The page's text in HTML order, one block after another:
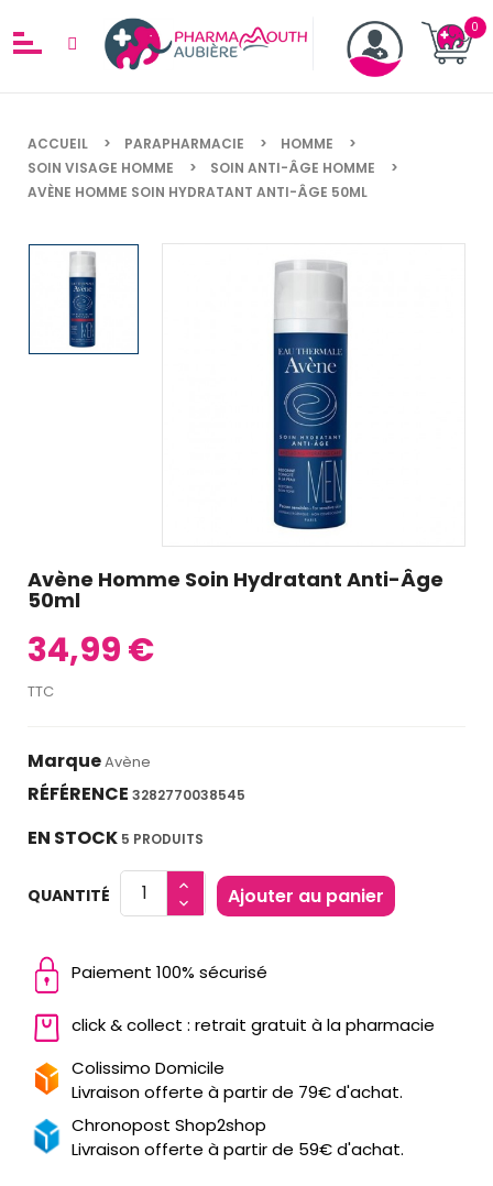
ACCUEIL PARAPHARMACIE
HOMME
SOIN VISAGE HOMME
SOIN ANTI-ÂGE HOMME
AVÈNE HOMME SOIN HYDRATANT ANTI-ÂGE 50ML
Avène Homme Soin Hydratant Anti-Âge
50ml
34,99 €
TTC
MarqueAvène
RÉFÉRENCE 3282770038545
EN STOCK 5 PRODUITS
QUANTITÉ Ajouter au panier
Paiement 100% sécurisé
click & collect : retrait gratuit à la pharmacie
Colissimo Domicile
Livraison offerte à partir de 79€ d'achat.
Chronopost Shop2shop
Livraison offerte à partir de 59€ d'achat.